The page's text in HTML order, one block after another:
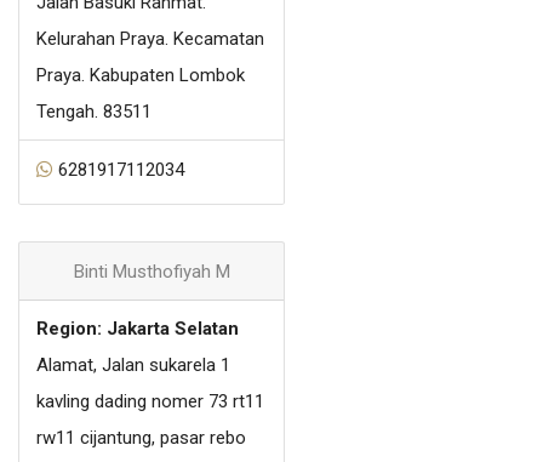
Kelurahan Praya. Kecamatan
Praya. Kabupaten Lombok
Tengah. 83511
6281917112034
Binti Musthofiyah M
Region: Jakarta Selatan
Alamat, Jalan sukarela 1
kavling dading nomer 73 rt11
rw11 cijantung, pasar rebo